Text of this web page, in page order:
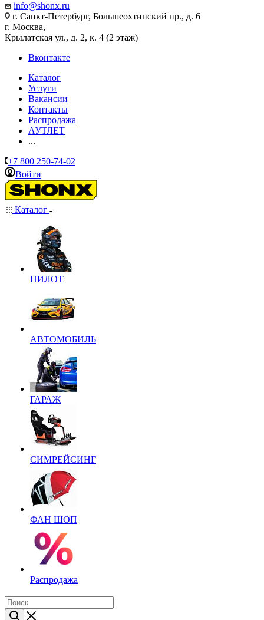
info@shonx.ru
г. Санкт-Петербург, Большеохтинский пр., д. 6
г. Москва,
Крылатская ул., д. 2, к. 4 (2 этаж)
Вконтакте
Каталог
Услуги
Вакансии
Контакты
Распродажа
АУТЛЕТ
...
+7 800 250-74-02
Войти
Каталог
ПИЛОТ
АВТОМОБИЛЬ
ГАРАЖ
СИМРЕЙСИНГ
ФАН ШОП
Распродажа